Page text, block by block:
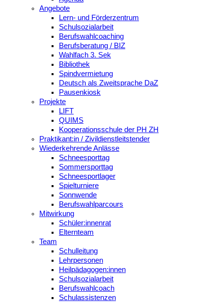
Angebote
Lern- und Förderzentrum
Schulsozialarbeit
Berufswahlcoaching
Berufsberatung / BIZ
Wahlfach 3. Sek
Bibliothek
Spindvermietung
Deutsch als Zweitsprache DaZ
Pausenkiosk
Projekte
LIFT
QUIMS
Kooperationsschule der PH ZH
Praktikant:in / Zivildienstleitstender
Wiederkehrende Anlässe
Schneesporttag
Sommersporttag
Schneesportlager
Spielturniere
Sonnwende
Berufswahlparcours
Mitwirkung
Schüler:innenrat
Elternteam
Team
Schulleitung
Lehrpersonen
Heilpädagogen:innen
Schulsozialarbeit
Berufswahlcoach
Schulassistenzen